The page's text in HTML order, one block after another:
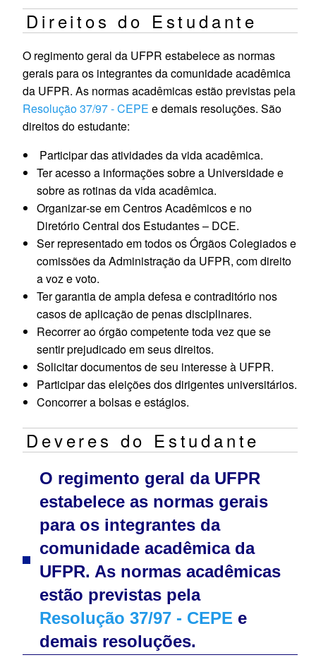
Direitos do Estudante
O regimento geral da UFPR estabelece as normas
gerais para os integrantes da comunidade acadêmica
da UFPR. As normas acadêmicas estão previstas pela
Resolução 37/97 ‐ CEPE e demais resoluções. São
direitos do estudante:
Participar das atividades da vida acadêmica.
Ter acesso a informações sobre a Universidade e
sobre as rotinas da vida acadêmica.
Organizar‐se em Centros Acadêmicos e no
Diretório Central dos Estudantes – DCE.
Ser representado em todos os Órgãos Colegiados e
comissões da Administração da UFPR, com direito
a voz e voto.
Ter garantia de ampla defesa e contraditório nos
casos de aplicação de penas disciplinares.
Recorrer ao órgão competente toda vez que se
sentir prejudicado em seus direitos.
Solicitar documentos de seu interesse à UFPR.
Participar das eleições dos dirigentes universitários.
Concorrer a bolsas e estágios.
Deveres do Estudante
O regimento geral da UFPR
estabelece as normas gerais
para os integrantes da
comunidade acadêmica da
UFPR. As normas acadêmicas
estão previstas pela
Resolução 37/97 ‐ CEPE e
demais resoluções.